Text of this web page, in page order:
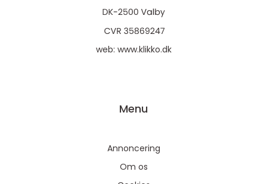
web: www.klikko.dk
Menu
Annoncering
Om os